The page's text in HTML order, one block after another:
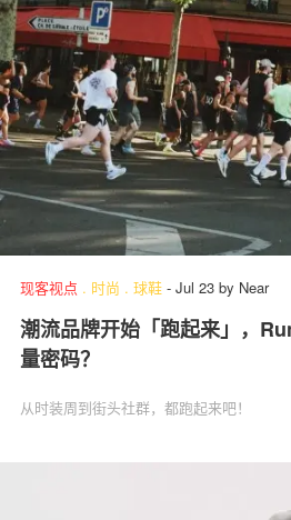
现客视点 . 时尚 . 球鞋 - Jul 23 by Near
潮流品牌开始「跑起来」，
量密码？
从时装周到街头社群，都跑起来吧！